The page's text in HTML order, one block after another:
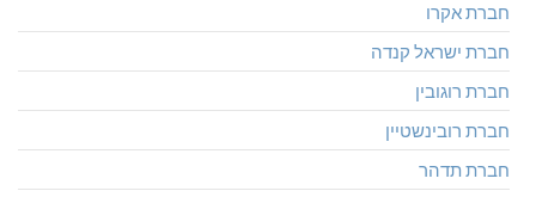
חברת אקרו
חברת ישראל קנדה
חברת רוגובין
חברת רובינשטיין
חברת תדהר